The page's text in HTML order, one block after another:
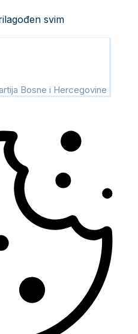
svim
Bosne i Hercegovine